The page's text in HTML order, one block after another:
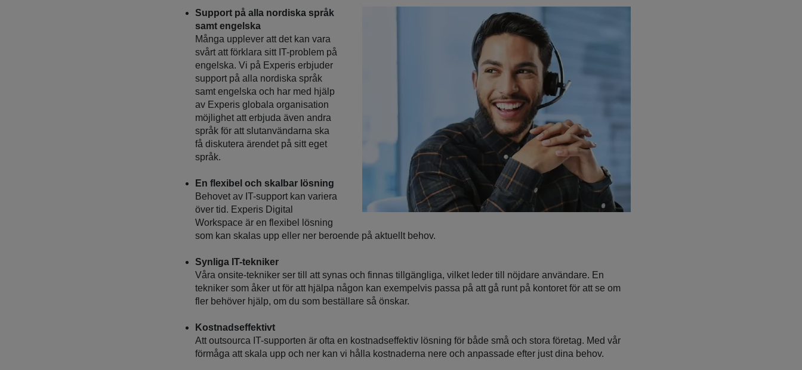
Support på alla nordiska språk
samt engelska
Många upplever att det kan vara
svårt att förklara sitt IT-problem på
engelska. Vi på Experis erbjuder
support på alla nordiska språk
samt engelska och har med hjälp
av Experis globala organisation
möjlighet att erbjuda även andra
språk för att slutanvändarna ska
få diskutera ärendet på sitt eget
språk.
En flexibel och skalbar lösning
Behovet av IT-support kan variera
över tid. Experis Digital
Workspace är en flexibel lösning
som kan skalas upp eller ner beroende på aktuellt behov.
Synliga IT-tekniker
Våra onsite-tekniker ser till att synas och finnas tillgängliga, vilket leder till nöjdare användare. En
tekniker som åker ut för att hjälpa någon kan exempelvis passa på att gå runt på kontoret för att se om
fler behöver hjälp, om du som beställare så önskar.
Kostnadseffektivt
Att outsourca IT-supporten är ofta en kostnadseffektiv lösning för både små och stora företag. Med vår
förmåga att skala upp och ner kan vi hålla kostnaderna nere och anpassade efter just dina behov.